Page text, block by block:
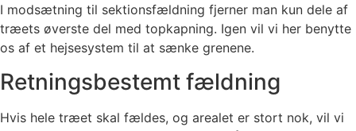
I modsætning til sektionsfældning fjerner man kun dele af
træets øverste del med topkapning. Igen vil vi her benytte
os af et hejsesystem til at sænke grenene.
Retningsbestemt fældning
Hvis hele træet skal fældes, og arealet er stort nok, vil vi